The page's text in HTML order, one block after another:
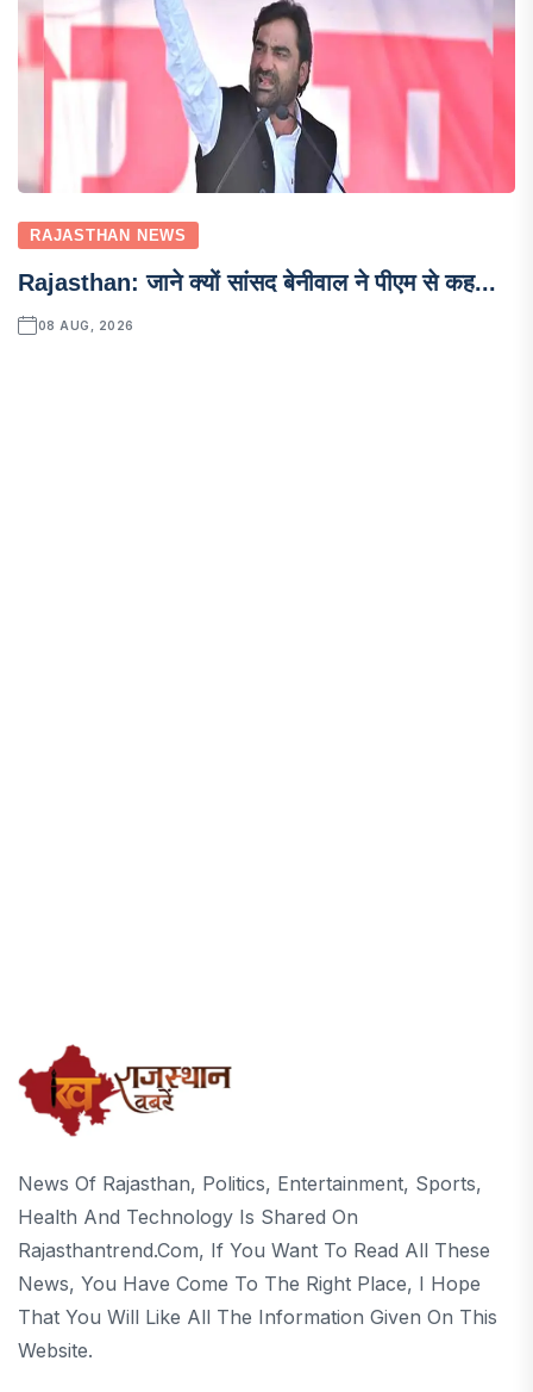
RAJASTHAN NEWS
Rajasthan: जाने क्यों सांसद बेनीवाल ने पीएम से कह...
08 AUG, 2026
News Of Rajasthan, Politics, Entertainment, Sports,
Health And Technology Is Shared On
Rajasthantrend.com, If You Want To Read All These
News, You Have Come To The Right Place, I Hope
That You Will Like All The Information Given On This
Website.